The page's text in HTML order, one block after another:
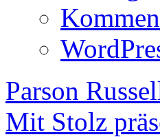
Parson
Mit Stolz